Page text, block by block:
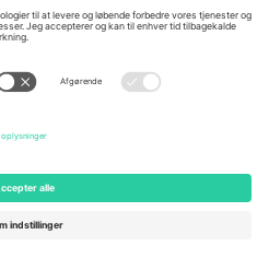
Virksomhedstjenester